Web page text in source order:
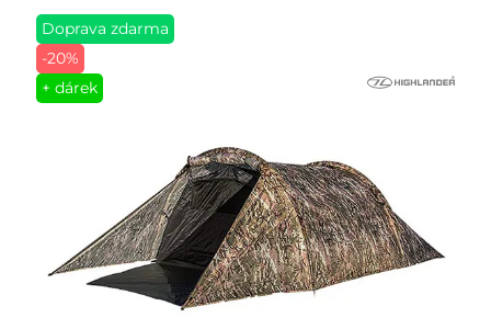
Doprava zdarma
-20%
+ dárek